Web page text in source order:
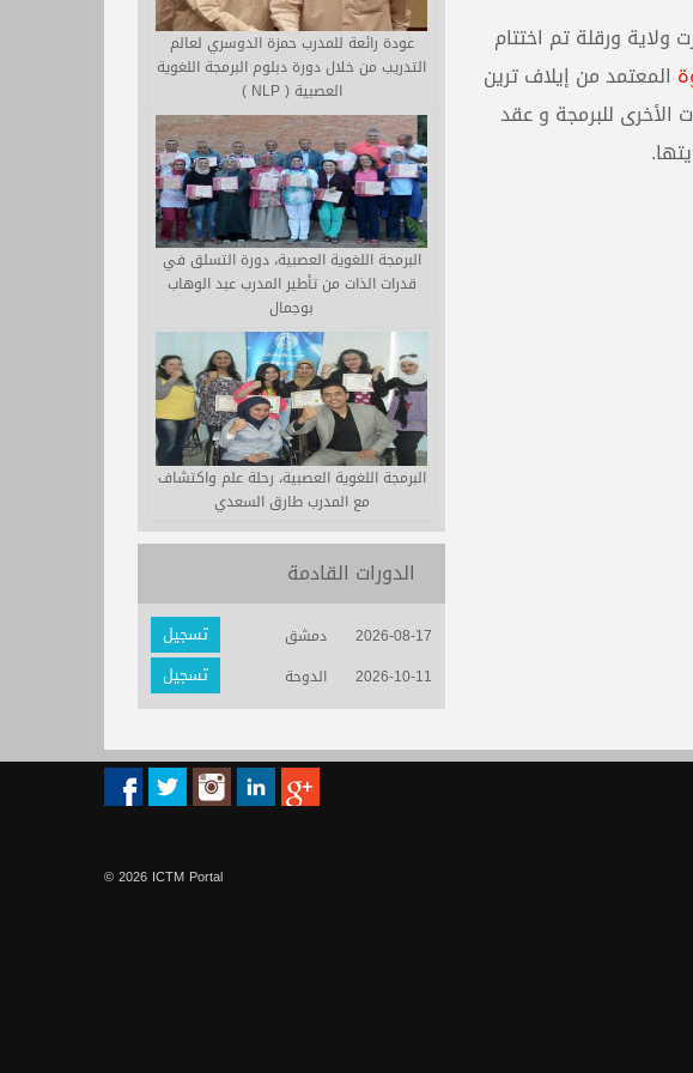
ولاية ورقلة تم اختتام
المعتمد من إيلاف ترين
الأخرى للبرمجة و عقد
عودة رائعة للمدرب حمزة الدوسري لعالم
التدريب من خلال دورة دبلوم البرمجة اللغوية
العصبية ( NLP )
البرمجة اللغوية العصبية، دورة التسلق في
قدرات الذات من تأطير المدرب عبد الوهاب
بوجمال
البرمجة اللغوية العصبية، رحلة علم واكتشاف
مع المدرب طارق السعدي
الدورات القادمة
2026-08-17 دمشق تسجيل
2026-10-11 الدوحة تسجيل
© 2026 ICTM Portal